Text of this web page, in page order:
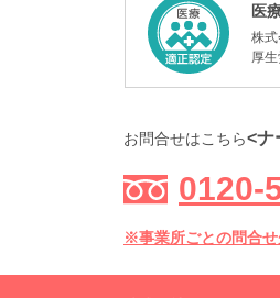
医
株
厚
お問合せはこちら<ナ
0120-
※事業所ごとの問合せ